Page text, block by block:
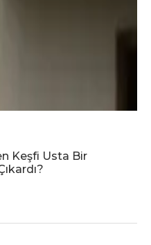
Keşfi Usta Bir